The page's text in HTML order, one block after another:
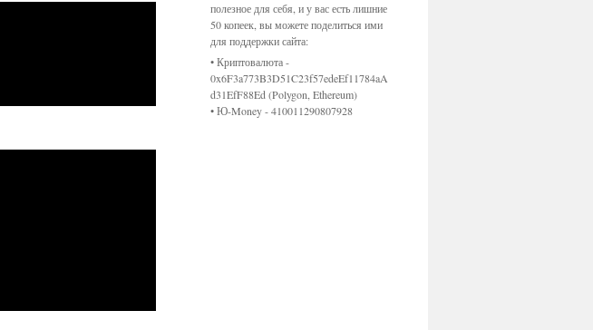
полезное для себя, и у вас есть лишние
50 копеек, вы можете поделиться ими
для поддержки сайта:
• Криптовалюта -
0x6F3a773B3D51C23f57edeEf11784aA
d31EfF88Ed (Polygon, Ethereum)
•Ю-Money - 410011290807928